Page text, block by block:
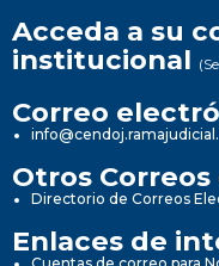
Acceda a su
institucional
Correo
Otros
Directorio de Correos
Enlaces de